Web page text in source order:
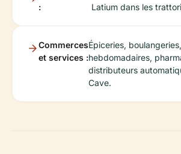
:
Latium dans les
Commerces
et services :
Épiceries,
hebdomadaires,
distributeurs
Cave.